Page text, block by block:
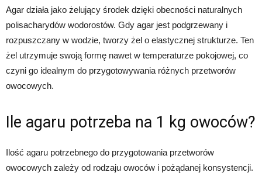
Agar działa jako żelujący środek dzięki obecności naturalnych
polisacharydów wodorostów. Gdy agar jest podgrzewany i
rozpuszczany w wodzie, tworzy żel o elastycznej strukturze. Ten
żel utrzymuje swoją formę nawet w temperaturze pokojowej, co
czyni go idealnym do przygotowywania różnych przetworów
owocowych.
Ile agaru potrzeba na 1 kg owoców?
Ilość agaru potrzebnego do przygotowania przetworów
owocowych zależy od rodzaju owoców i pożądanej konsystencji.